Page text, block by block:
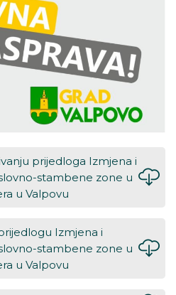
prijedloga Izmjena i
stambene zone u
u Valpovu
Izmjena i
stambene zone u
u Valpovu